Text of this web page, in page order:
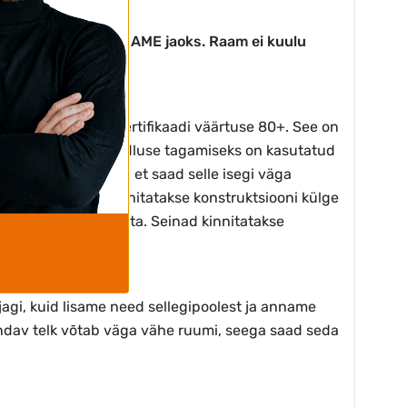
ZeltPro PROFRAME jaoks. Raam ei kuulu
koefitsiendi sertifikaadi väärtuse 80+. See on
ja niiskuskindluse tagamiseks on kasutatud
See tähendab, et saad selle isegi väga
Katus kinnitatakse konstruktsiooni külge
panemata jätta. Seinad kinnitatakse
kuid lisame need sellegipoolest ja anname
telk võtab väga vähe ruumi, seega saad seda